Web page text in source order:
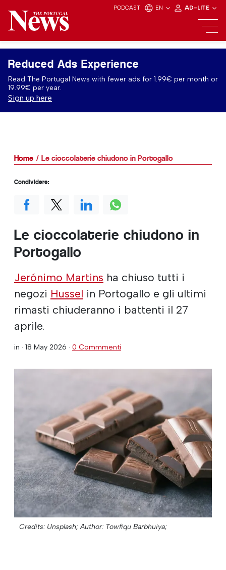
PODCAST EN AD-LITE
Reduced Ads Experience
Read The Portugal News with fewer ads for 1.99€ per month or
19.99€ per year.
Sign up here
Home Le cioccolaterie chiudono in Portogallo
Le cioccolaterie chiudono in
Portogallo
Jerónimo Martins ha chiuso tutti i
negozi Hussel in Portogallo e gli ultimi
rimasti chiuderanno i battenti il 27
aprile.
in · 18 May 2026 · 0 Commmenti
Credits: Unsplash; Author: Towfiqu Barbhuiya;
Condividere: